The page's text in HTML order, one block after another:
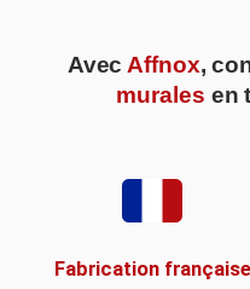
AvecAffnox,
murales en
Fabrication française